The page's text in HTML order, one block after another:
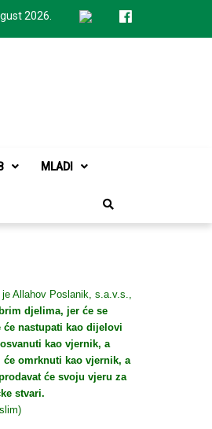
2026.
MLADI
je Allahov Poslanik, s.a.v.s.,
djelima, jer će se
nastupati kao dijelovi
kao vjernik, a
omrknuti kao vjernik, a
će svoju vjeru za
stvari.